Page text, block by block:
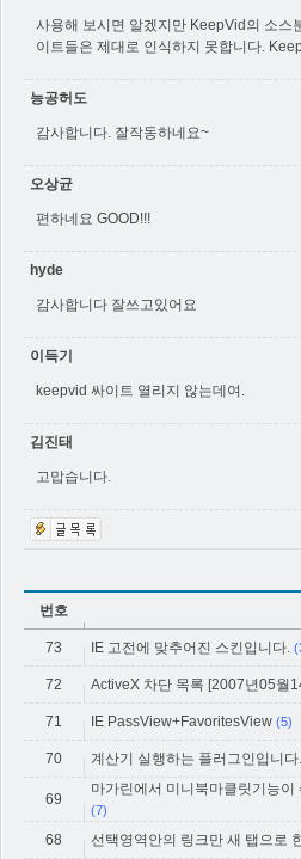
사용해 보시면 알겠지만 KeepVid의 소스
이트들은 제대로 인식하지 못합니다.
능공허도
감사합니다. 잘작동하네요~
오상균
편하네요 GOOD!!!
hyde
감사합니다 잘쓰고있어요
이득기
keepvid 싸이트 열리지 않는데여.
김진태
고맙습니다.
번호
73 IE 고전에 맞추어진 스킨입니다.
72 ActiveX 차단 목록 [2007년05월
71 IE PassView+FavoritesView (5)
70 계산기 실행하는 플러그인입니다
69
마가린에서 미니북마클릿기능
(7)
68 선택영역안의 링크만 새 탭으로